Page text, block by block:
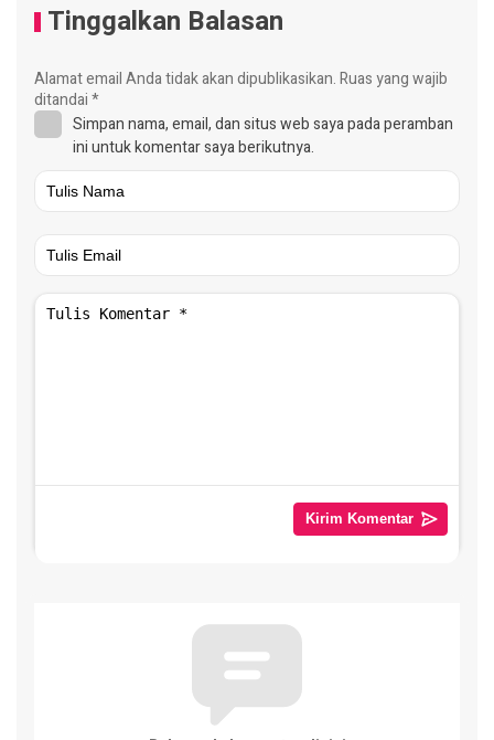
Tinggalkan Balasan
Alamat email Anda tidak akan dipublikasikan.Ruas yang wajib
ditandai*
Simpan nama, email, dan situs web saya pada peramban
ini untuk komentar saya berikutnya.